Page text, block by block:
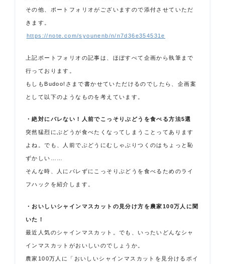
その他、ポートフォリオがございますので添付させていただ
きます。
https://note.com/syounenb/n/n7d36e354531e
上記ポートフォリオの記事は、ほぼすべて企画から執筆まで
行っております。
もしもBudoo!さまで書かせていただけるのでしたら、企画案
として以下のようなものを考えています。
・絶対にバレない！人前でこっそりぶどうを食べる方法5選
突然猛烈にぶどうが食べたくなってしまうことってあります
よね。でも、人前でぶどうにむしゃぶりつくのはちょっと恥
ずかしい……
そんな時、人にバレずにこっそりぶどうを食べるためのライ
フハックを紹介します。
・おいしいシャインマスカットの見分け方を農家100万人に聞
いた！
最近人気のシャインマスカット。でも、いったいどんなシャ
インマスカットがおいしいのでしょうか。
農家100万人に「おいしいシャインマスカットを見分けるポイ